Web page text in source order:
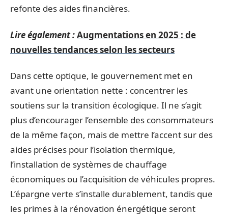
refonte des aides financières.
Lire également :Augmentations en 2025 : de
nouvelles tendances selon les secteurs
Dans cette optique, le gouvernement met en
avant une orientation nette : concentrer les
soutiens sur la transition écologique. Il ne s’agit
plus d’encourager l’ensemble des consommateurs
de la même façon, mais de mettre l’accent sur des
aides précises pour l’isolation thermique,
l’installation de systèmes de chauffage
économiques ou l’acquisition de véhicules propres.
L’épargne verte s’installe durablement, tandis que
les primes à la rénovation énergétique seront